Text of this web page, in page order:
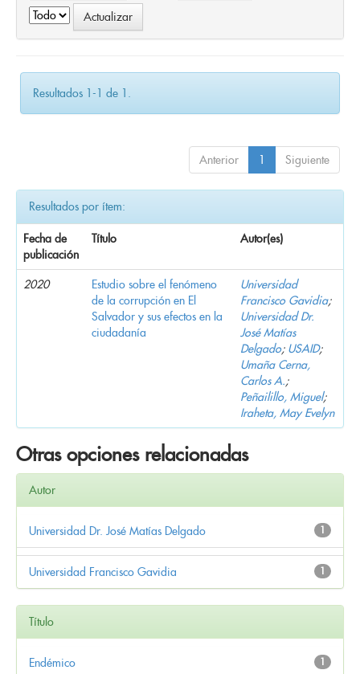
Resultados 1-1 de 1.
Anterior 1 Siguiente
Resultados por ítem:
Fecha de
publicación
Título Autor(es)
2020
Estudio sobre el fenómeno
de la corrupción en El
Salvador y sus efectos en la
ciudadanía
Universidad
Francisco Gavidia;
Universidad Dr.
José Matías
Delgado; USAID;
Umaña Cerna,
Carlos A.;
Peñailillo, Miguel;
Iraheta, May Evelyn
Otras opciones relacionadas
Autor
1
Universidad Dr. José Matías Delgado
1
Universidad Francisco Gavidia
Título
1
Endémico